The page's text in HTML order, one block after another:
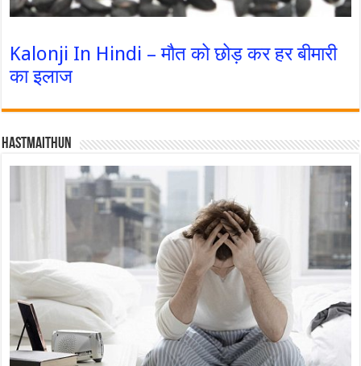
Kalonji In Hindi – मौत को छोड़ कर हर बीमारी
का इलाज
Hastmaithun